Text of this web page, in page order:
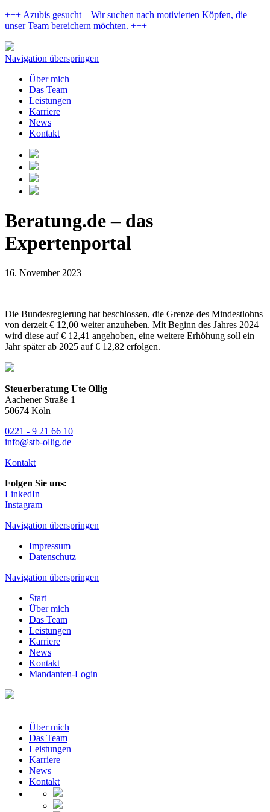
+++ Azubis gesucht – Wir suchen nach motivierten Köpfen, die
unser Team bereichern möchten. +++
Navigation überspringen
Über mich
Das Team
Leistungen
Karriere
News
Kontakt
Beratung.de – das
Expertenportal
16. November 2023
Die Bundesregierung hat beschlossen, die Grenze des Mindestlohns
von derzeit € 12,00 weiter anzuheben. Mit Beginn des Jahres 2024
wird diese auf € 12,41 angehoben, eine weitere Erhöhung soll ein
Jahr später ab 2025 auf € 12,82 erfolgen.
Steuerberatung Ute Ollig
Aachener Straße 1
50674 Köln
0221 - 9 21 66 10
info@stb-ollig.de
Kontakt
Folgen Sie uns:
LinkedIn
Instagram
Navigation überspringen
Impressum
Datenschutz
Navigation überspringen
Start
Über mich
Das Team
Leistungen
Karriere
News
Kontakt
Mandanten-Login
Über mich
Das Team
Leistungen
Karriere
News
Kontakt